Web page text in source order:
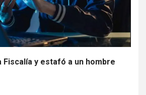
Fiscalía y estafó a un hombre